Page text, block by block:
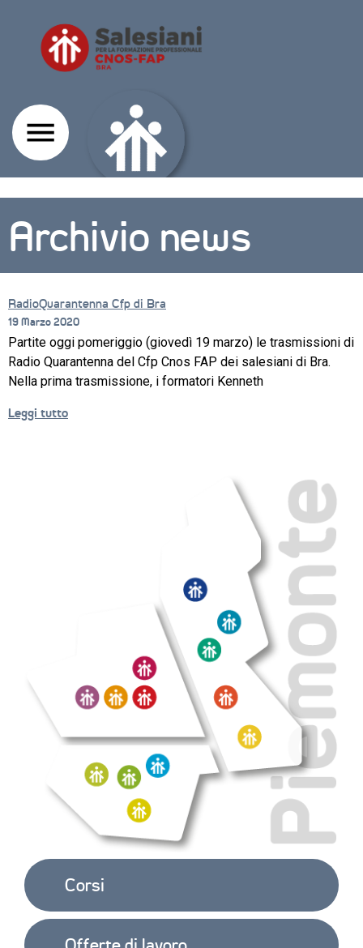
CORSI
NEWS
SETTORI
ORIENTAMENTO
E
ACCREDITAMENTO
EXTRA
CONTATTI
Archivio news
RadioQuarantenna Cfp di Bra
19 Marzo 2020
Partite oggi pomeriggio (giovedì 19 marzo) le trasmissioni di
Radio Quarantenna del Cfp Cnos FAP dei salesiani di Bra.
Nella prima trasmissione, i formatori Kenneth
Leggi tutto
Corsi